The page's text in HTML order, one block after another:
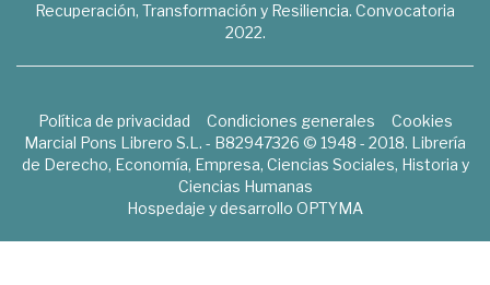
Recuperación, Transformación y Resiliencia. Convocatoria
2022.
Política de privacidad Condiciones generales
Cookies
Marcial Pons Librero S.L. - B82947326 © 1948 - 2018. Librería
de Derecho, Economía, Empresa, Ciencias Sociales, Historia y
Ciencias Humanas
Hospedaje y desarrollo OPTYMA